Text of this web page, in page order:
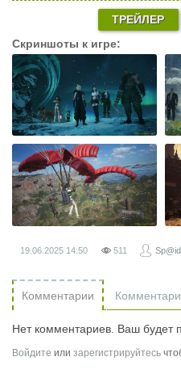
ТРЕЙЛЕР
Скриншоты к игре:
19.06.2025 14:50 511
Комментарии
Нет комментариев. Ваш будет
Войдите или зарегистрируйтесь